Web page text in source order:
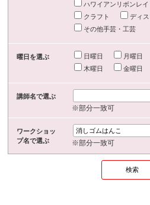
ハワイアンリボンレイ
クラフト
ディ
その他手芸・工芸
曜日を選ぶ 日曜日 月曜日
木曜日
金曜日
講師名で選ぶ
※部分一致可
ワークショッ
プ名で選ぶ
※部分一致可